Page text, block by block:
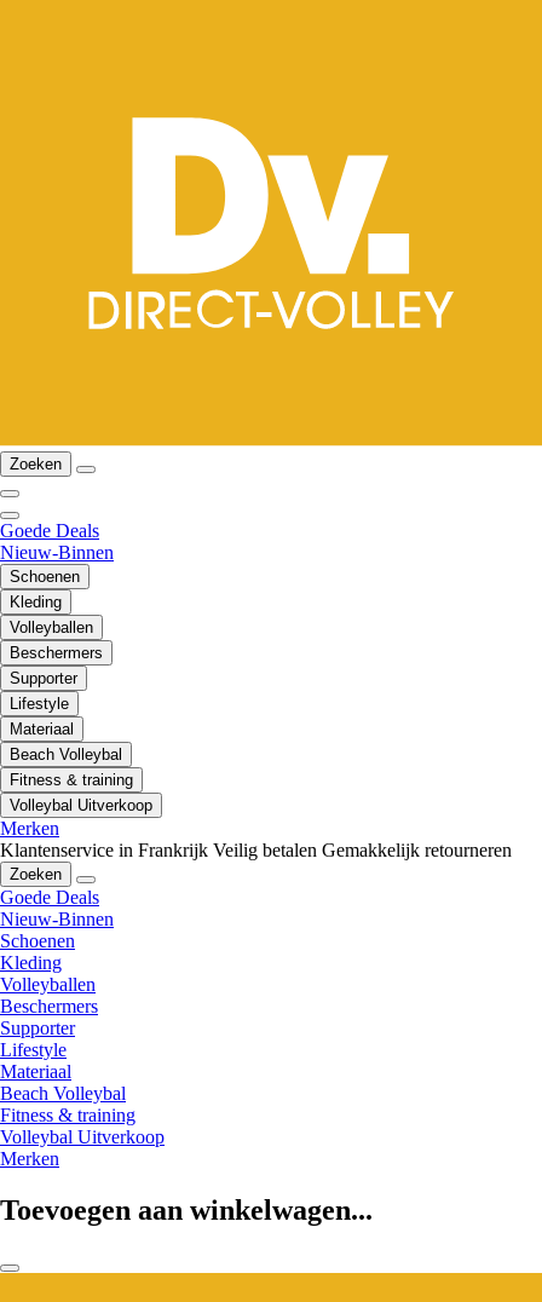
Zoeken
Goede Deals
Nieuw-Binnen
Schoenen
Kleding
Volleyballen
Beschermers
Supporter
Lifestyle
Materiaal
Beach Volleybal
Fitness & training
Volleybal Uitverkoop
Merken
Klantenservice in Frankrijk Veilig betalen Gemakkelijk retourneren
Zoeken
Goede Deals
Nieuw-Binnen
Schoenen
Kleding
Volleyballen
Beschermers
Supporter
Lifestyle
Materiaal
Beach Volleybal
Fitness & training
Volleybal Uitverkoop
Merken
Toevoegen aan winkelwagen...